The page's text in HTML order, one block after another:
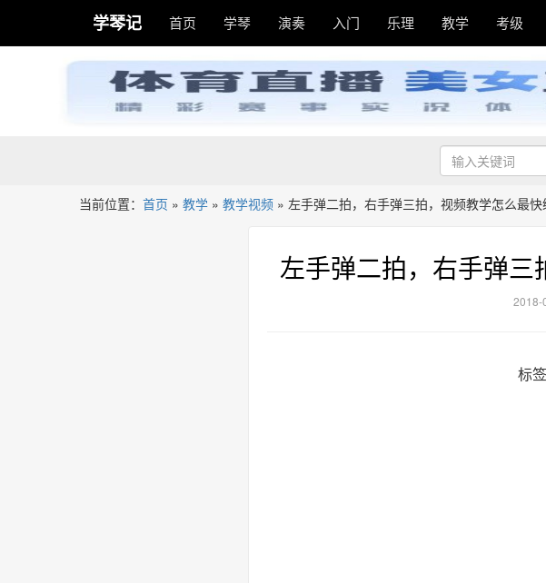
学琴记 首页 学琴 演奏 入门 乐理 教学 考级
当前位置： 首页 » 教学 » 教学视频 » 左手弹二拍，右手弹三拍，视频教学怎么最
左手弹二拍，右手弹
2018-
标签